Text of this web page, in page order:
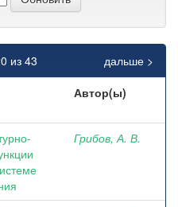
из 43
дальше >
Автор(ы)
Грибов, А. В.